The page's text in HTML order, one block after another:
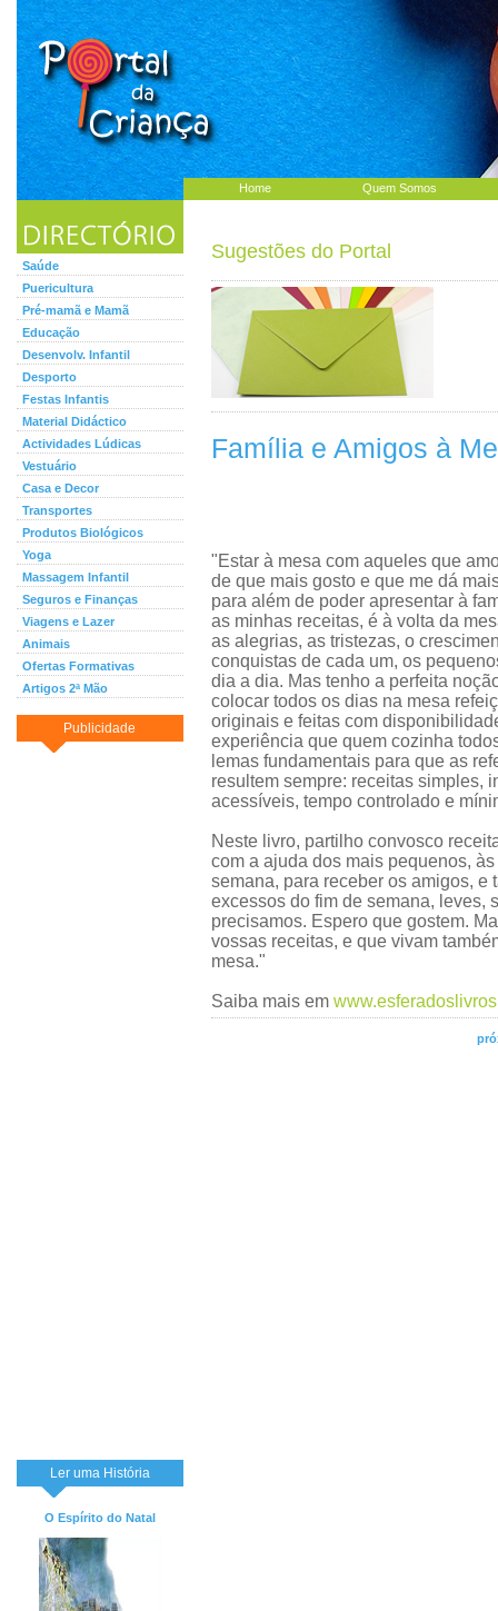
Home Quem Somos
Saúde
Puericultura
Pré-mamã e Mamã
Educação
Desenvolv. Infantil
Desporto
Festas Infantis
Material Didáctico
Actividades Lúdicas
Vestuário
Casa e Decor
Transportes
Produtos Biológicos
Yoga
Massagem Infantil
Seguros e Finanças
Viagens e Lazer
Animais
Ofertas Formativas
Artigos 2ª Mão
Publicidade
Ler uma História
O Espírito do Natal
Sugestões do Portal
Família e Amigos à
"Estar à mesa com aqueles que
de que mais gosto e que me dá
para além de poder apresentar à
as minhas receitas, é à volta da
as alegrias, as tristezas, o
conquistas de cada um, os
dia a dia. Mas tenho a perfeita
colocar todos os dias na mesa
originais e feitas com
experiência que quem cozinha
lemas fundamentais para que as
resultem sempre: receitas simples,
acessíveis, tempo controlado e
Neste livro, partilho convosco
com a ajuda dos mais pequenos,
semana, para receber os amigos,
excessos do fim de semana, leves,
precisamos. Espero que gostem.
vossas receitas, e que vivam
mesa."
Saiba mais em